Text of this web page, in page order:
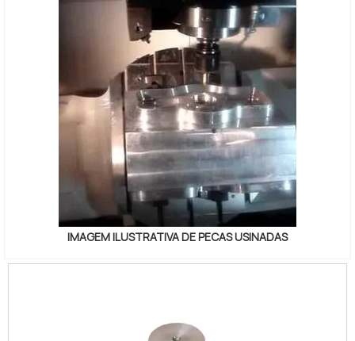
IMAGEM ILUSTRATIVA DE PECAS USINADAS